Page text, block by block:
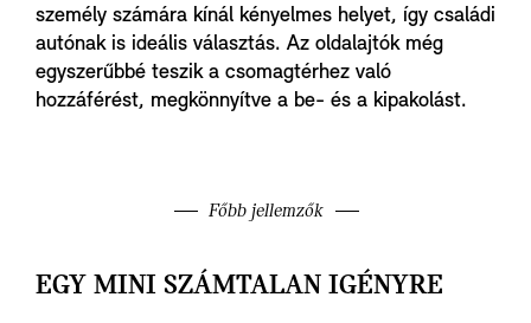
személy számára kínál kényelmes helyet, így családi
autónak is ideális választás. Az oldalajtók még
egyszerűbbé teszik a csomagtérhez való
hozzáférést, megkönnyítve a be- és a kipakolást.
Főbb jellemzők
EGY MINI SZÁMTALAN IGÉNYRE